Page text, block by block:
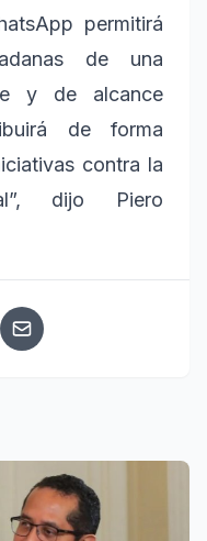
permitirá
de una
y de alcance
de forma
contra la
dijo Piero